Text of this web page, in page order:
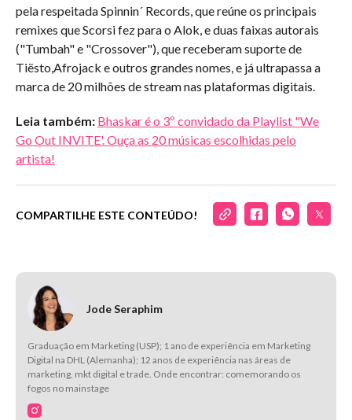
pela respeitada Spinnin´ Records, que reúne os principais
remixes que Scorsi fez para o Alok, e duas faixas autorais
("Tumbah" e "Crossover"), que receberam suporte de
Tiësto,Afrojack e outros grandes nomes, e já ultrapassa a
marca de 20 milhões de stream nas plataformas digitais.
Leia também: Bhaskar é o 3º convidado da Playlist "We
Go Out INVITE'. Ouça as 20 músicas escolhidas pelo
artista!
COMPARTILHE ESTE CONTEÚDO!
Jode Seraphim
Graduação em Marketing (USP); 1 ano de experiência em Marketing
Digital na DHL (Alemanha); 12 anos de experiência nas áreas de
marketing, mkt digital e trade. Onde encontrar: comemorando os
fogos no mainstage